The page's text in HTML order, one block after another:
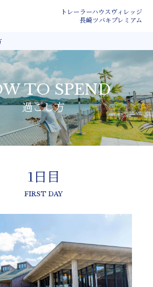
トレーラーハウスヴィレッジ
長崎ツバキプレミアム
TO SPEND
過ごし方
1日目
FIRST DAY